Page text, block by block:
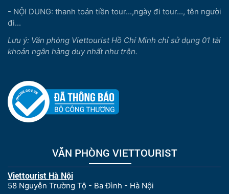
- NỘI DUNG: thanh toán tiền tour...,ngày đi tour..., tên người
đi...
Lưu ý: Văn phòng Viettourist Hồ Chí Minh chỉ sử dụng 01 tài
khoản ngân hàng duy nhất như trên.
VĂN PHÒNG VIETTOURIST
Viettourist Hà Nội
58 Nguyễn Trường Tộ - Ba Đình - Hà Nội